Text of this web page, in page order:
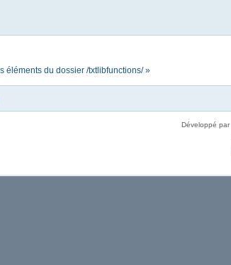
éléments du dossier /txtlibfunctions/ »
Développé par